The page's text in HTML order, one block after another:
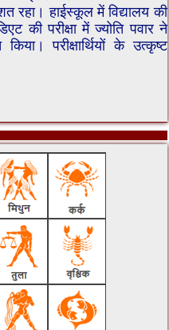
रहा। हाईस्कूल में विद्यालय की
की परीक्षा में ज्योति पवार ने
परीक्षार्थियों के उत्कृष्ट